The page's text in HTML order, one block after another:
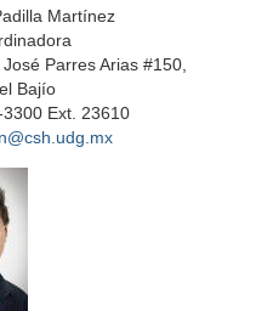
Martínez
Parres Arias #150,
Bajío
Ext. 23610